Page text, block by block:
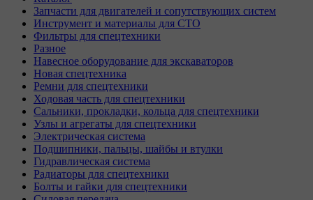
Запчасти для двигателей и сопутствующих систем
Инструмент и материалы для СТО
Фильтры для спецтехники
Разное
Навесное оборудование для экскаваторов
Новая спецтехника
Ремни для спецтехники
Ходовая часть для спецтехники
Сальники, прокладки, кольца для спецтехники
Узлы и агрегаты для спецтехники
Электрическая система
Подшипники, пальцы, шайбы и втулки
Гидравлическая система
Радиаторы для спецтехники
Болты и гайки для спецтехники